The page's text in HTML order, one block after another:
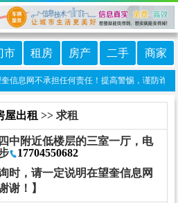
市 租房 房产 二手 商家
息网不承担任何责任！提高警惕，谨防诈骗
屋出租 >> 求租
中附近低楼层的三室一厅，电
17704550682
时，请一定说明在望奎信息网
谢！】